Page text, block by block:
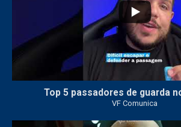
Top 5 passadores de guarda
VF Comunica